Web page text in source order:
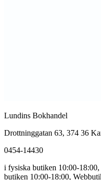
Lundins Bokhandel
Drottninggatan 63, 374 36
0454-14430
i fysiska butiken 10:00-
butiken 10:00-18:00,